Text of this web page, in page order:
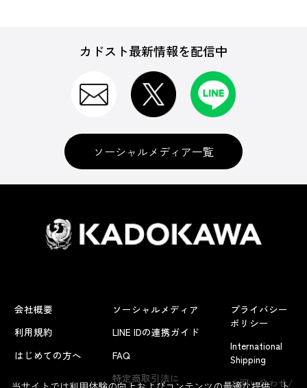
よくあるお問い合わせ
カドスト最新情報を配信中
ソーシャルメディア一覧
会社概要
利用規約
はじめての方へ
ソーシャルメディア
LINE IDの連携ガイド
FAQ
特定商取引法に
プライバシー
ポリシー
International
Shipping
お問い合わせ/